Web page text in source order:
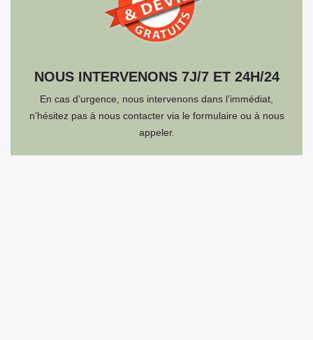
NOUS INTERVENONS 7J/7 ET 24H/24
En cas d’urgence, nous intervenons dans l’immédiat,
n’hésitez pas à nous contacter via le formulaire ou à nous
appeler.